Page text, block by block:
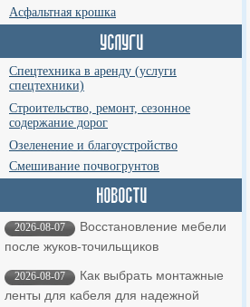
Асфальтная крошка
Спецтехника в аренду (услуги
спецтехники)
Строительство, ремонт, сезонное
содержание дорог
Озеленение и благоустройство
Смешивание почвогрунтов
2026-08-07
Восстановление мебели
после жуков-точильщиков
2026-08-07
Как выбрать монтажные
ленты для кабеля для надежной